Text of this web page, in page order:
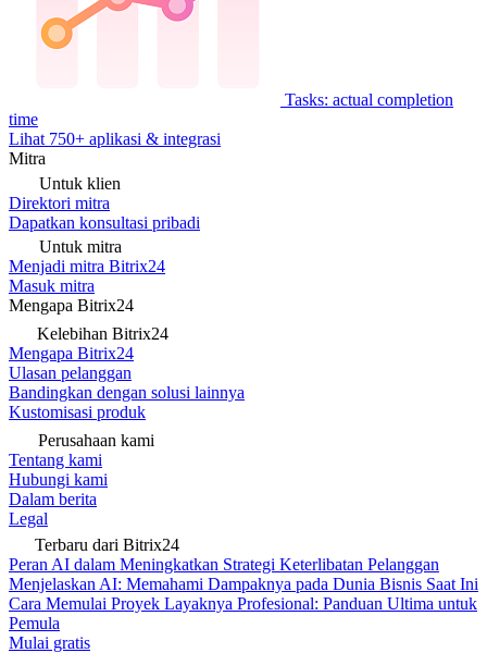
Tasks: actual completion
time
Lihat 750+ aplikasi & integrasi
Mitra
Untuk klien
Direktori mitra
Dapatkan konsultasi pribadi
Untuk mitra
Menjadi mitra Bitrix24
Masuk mitra
Mengapa Bitrix24
Kelebihan Bitrix24
Mengapa Bitrix24
Ulasan pelanggan
Bandingkan dengan solusi lainnya
Kustomisasi produk
Perusahaan kami
Tentang kami
Hubungi kami
Dalam berita
Legal
Terbaru dari Bitrix24
Peran AI dalam Meningkatkan Strategi Keterlibatan Pelanggan
Menjelaskan AI: Memahami Dampaknya pada Dunia Bisnis Saat Ini
Cara Memulai Proyek Layaknya Profesional: Panduan Ultima untuk
Pemula
Mulai gratis